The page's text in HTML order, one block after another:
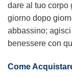
dare al tuo corpo
giorno dopo
abbassino;
benessere con
Come